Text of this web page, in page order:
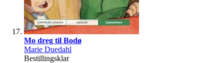
Mo dreg til Bodø
Marie Duedahl
Bestillingsklar